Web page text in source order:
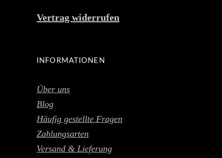
Vertrag widerrufen
INFORMATIONEN
Über uns
Blog
Häufig gestellte Fragen
Zahlungsarten
Versand & Lieferung